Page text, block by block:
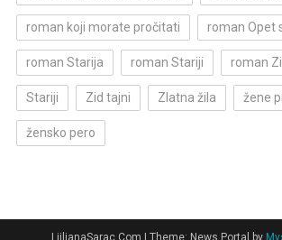
roman koji morate pročitati roman Opet
roman Starija roman Stariji roman
Stariji Zid tajni Zlatna žila žene
žensko pero
LjiljanaSarac.Com | Theme: News Portal by